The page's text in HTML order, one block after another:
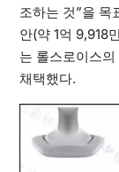
조하는 것”을 목
안(약 1억 9,918
는 롤스로이스의
채택했다.